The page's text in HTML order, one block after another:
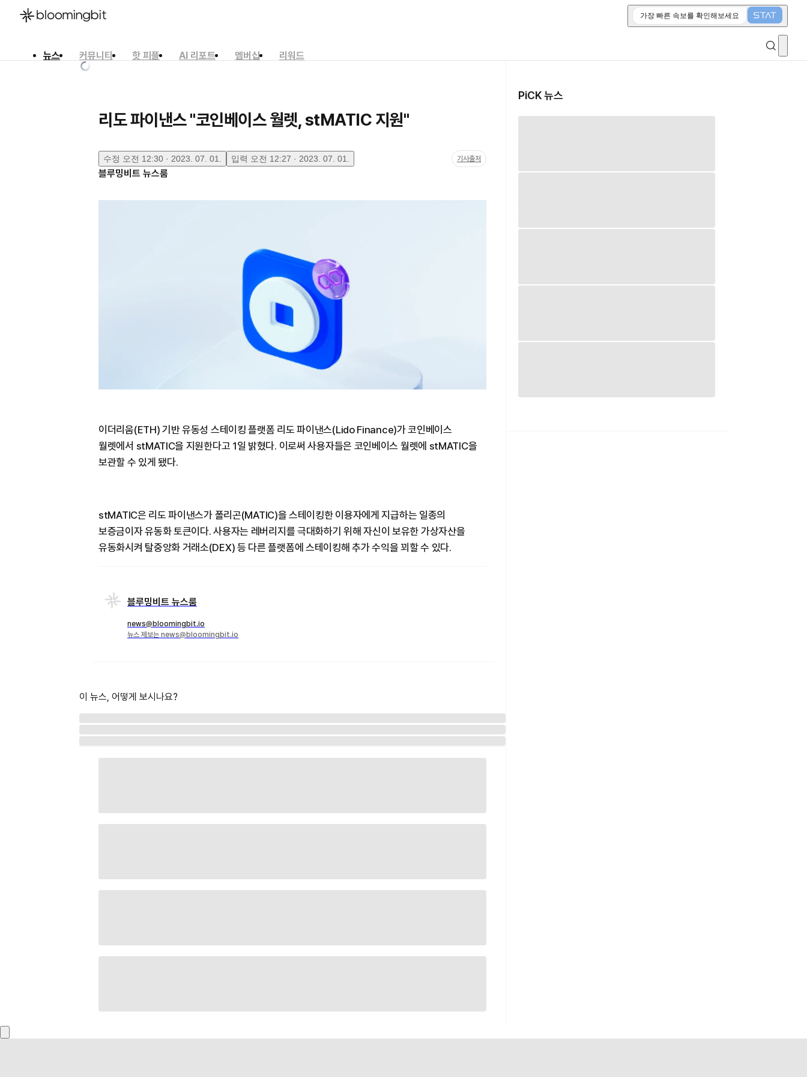
가장 빠른 속보를 확인해보세요
뉴스 커뮤니티 핫 피플 AI 리포트 멤버십
리워드
리도 파이낸스 "코인베이스 월렛, stMATIC 지원"
수정 오전 12:30 · 2023. 07. 01. 입력 오전 12:27 · 2023. 07. 01. 기사출처
블루밍비트 뉴스룸
이더리움(ETH) 기반 유동성 스테이킹 플랫폼 리도 파이낸스(Lido Finance)가 코인베이스
월렛에서 stMATIC을 지원한다고 1일 밝혔다. 이로써 사용자들은 코인베이스 월렛에 stMATIC을
보관할 수 있게 됐다.
stMATIC은 리도 파이낸스가 폴리곤(MATIC)을 스테이킹한 이용자에게 지급하는 일종의
보증금이자 유동화 토큰이다. 사용자는 레버리지를 극대화하기 위해 자신이 보유한 가상자산을
유동화시켜 탈중앙화 거래소(DEX) 등 다른 플랫폼에 스테이킹해 추가 수익을 꾀할 수 있다.
블루밍비트 뉴스룸
news@bloomingbit.io
뉴스 제보는 news@bloomingbit.io
이 뉴스, 어떻게 보시나요?
PiCK 뉴스